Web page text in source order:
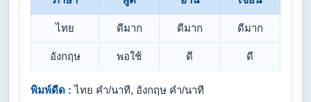
ไทย ดีมาก ดีมาก ดีมาก
อังกฤษ พอใช้ ดี ดี
พิมพ์ดีด : ไทย คำ/นาที, อังกฤษ คำ/นาที